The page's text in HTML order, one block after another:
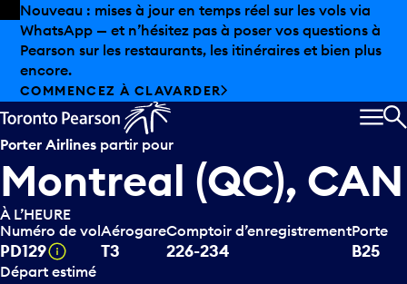
Skip to offers
Passer au contenu principal
Les aubaines estivales sont arrivées chez Pearson.
Magasinage hors taxes, offres gastronomiques et bien
plus encore.
DÉCOUVREZ L’ÉTÉ CHEZ PEARSON
Porter Airlinespartir pour
Montreal (QC), CAN
À L’HEURE
Numéro de vol
PD129 Infobulle
T3 226-234 B25
Départ estimé
août 7, 18:10